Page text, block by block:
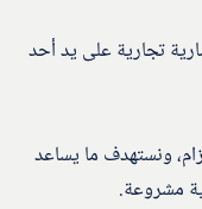
تجارية على يد أحد
ونستهدف ما يساعد
مشروعة.